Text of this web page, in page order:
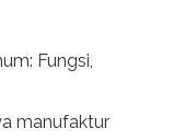
Fungsi,
manufaktur